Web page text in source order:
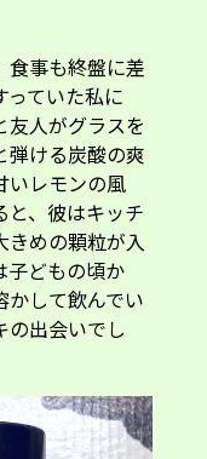
食事も終盤に差
っていた私に
友人がグラスを
弾ける炭酸の爽
いレモンの風
と、彼はキッチ
きめの顆粒が入
子どもの頃か
かして飲んでい
の出会いでし